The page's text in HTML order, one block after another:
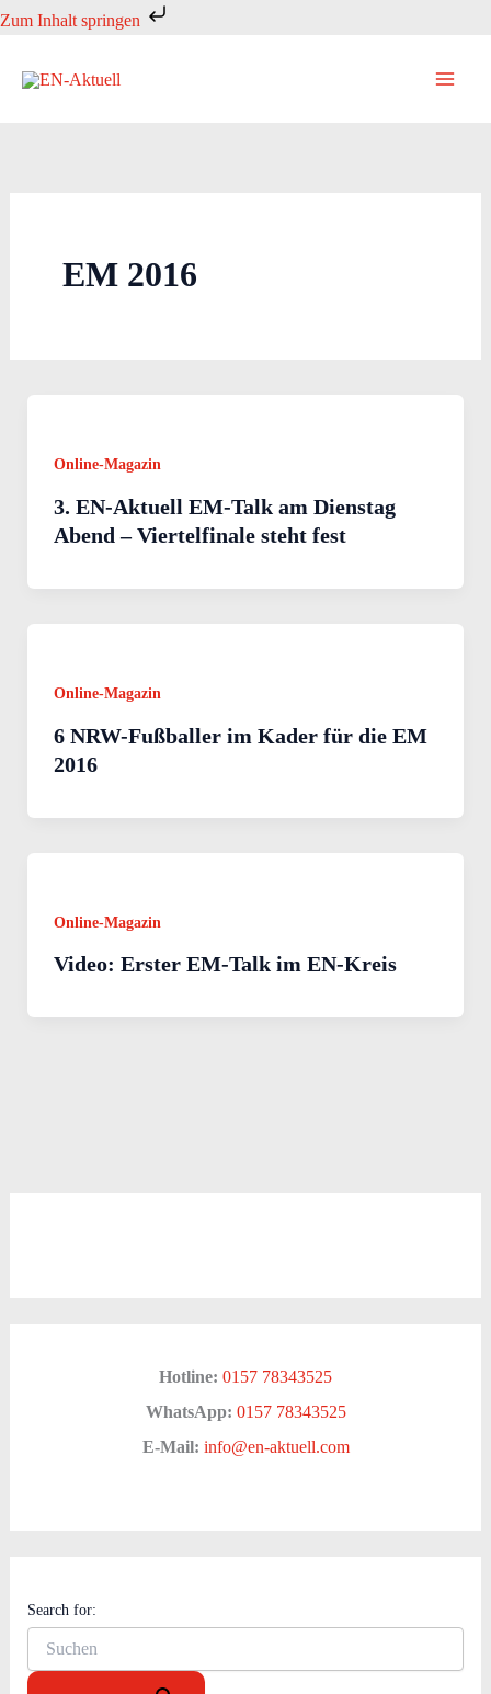
Zum Inhalt springen
Zum
springen
EM 2016
Online-Magazin
3. EN-Aktuell EM-Talk am Dienstag
Abend – Viertelfinale steht fest
Online-Magazin
6 NRW-Fußballer im Kader für die EM
2016
Online-Magazin
Video: Erster EM-Talk im EN-Kreis
Hotline: 0157 78343525
WhatsApp: 0157 78343525
E-Mail: info@en-aktuell.com
Search for: